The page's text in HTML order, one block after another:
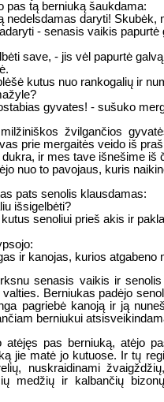
pas tą berniuką šaukdama:
nedelsdamas daryti! Skubėk,
- senasis vaikis papurtė
save, - jis vėl papurtė
kutus nuo rankogalių ir
gyvates! - sušuko
žvilgančios
prie mergaitės veido iš
ir mes tave išnešime iš
nuo to pavojaus, kuris
pats senolis klausdamas:
išsigelbėti?
senoliui prieš akis ir
ir kanojas, kurios atgabeno
senasis vaikis ir
Berniukas padėjo
pagriebė kanoją ir ją
berniukui
atėjęs pas berniuką, atėjo
jie matė jo kutuose. Ir tų
nuskraidinami
medžių ir kalbančių